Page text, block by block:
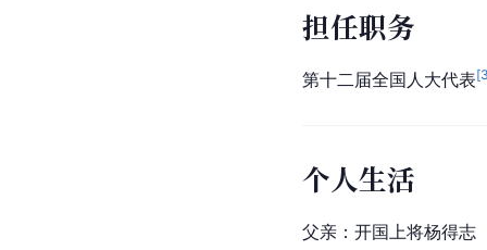
担任职务
第十二届全国人大代表[
个人生活
父亲：开国上将杨得志